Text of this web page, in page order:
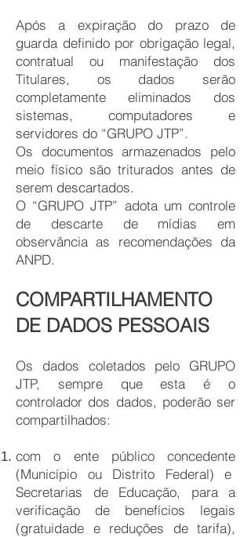
Após a expiração do prazo de
guarda definido por obrigação legal,
contratual ou manifestação dos
Titulares, os dados serão
completamente eliminados dos
sistemas, computadores e
servidores do “GRUPO JTP”.
Os documentos armazenados pelo
meio físico são triturados antes de
serem descartados.
O “GRUPO JTP” adota um controle
de descarte de mídias em
observância as recomendações da
ANPD.
COMPARTILHAMENTO
DE DADOS PESSOAIS
Os dados coletados pelo GRUPO
JTP, sempre que esta é o
controlador dos dados, poderão ser
compartilhados:
com o ente público concedente
(Município ou Distrito Federal) e
Secretarias de Educação, para a
verificação de benefícios legais
(gratuidade e reduções de tarifa),